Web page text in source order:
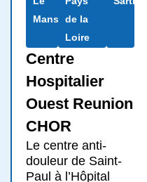
Mans
de la
Loire
Centre
Hospitalier
Ouest Reunion
CHOR
Le centre anti-
douleur de Saint-
Paul à l’Hôpital